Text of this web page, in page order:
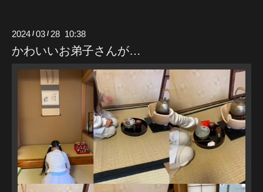
2024 /03 / 28 10:38
かわいいお弟子さんが…